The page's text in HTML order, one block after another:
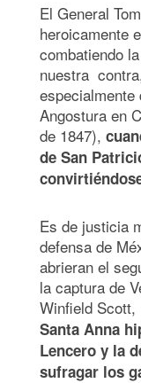
El General
heroicamente
combatiendo
nuestra
especialmente
Angostura en
de 1847),
de San
Es de justicia
defensa de
abrieran el
la captura de
Winfield Scott,
Santa Anna
Lencero y la
sufragar los